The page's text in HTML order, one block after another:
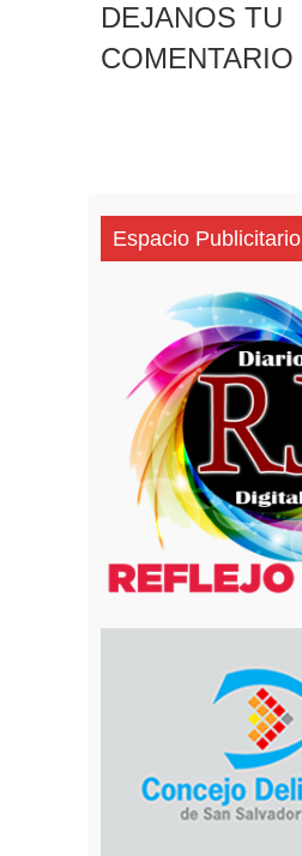
DEJANOS TU
COMENTARIO
Espacio Publicitario